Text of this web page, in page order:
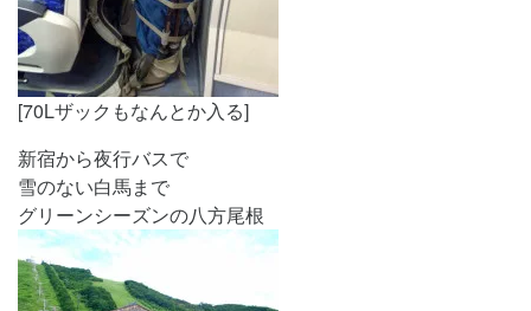
[70Lザックもなんとか入る]
新宿から夜行バスで
雪のない白馬まで
グリーンシーズンの八方尾根